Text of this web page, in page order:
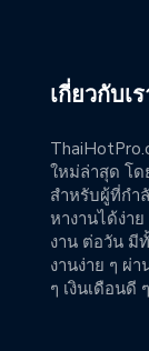
เกี่ยวกับเ
ใหม่ล่าสุด โด
สำหรับผู้ที่กำ
หางานได้ง่า
งาน ต่อวัน มี
งานง่าย ๆ ผ่
ๆ เงินเดือนดี